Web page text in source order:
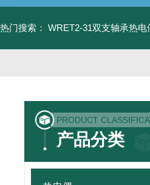
热门搜索： WRET2-31双支轴承热电
PRODUCT
产品分类